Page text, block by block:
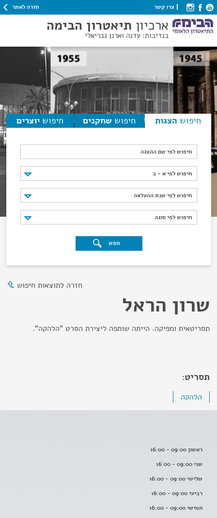
צרו קשר חזרה לאתר
ארכיון תיאטרון הבימה
בנדיבות: עדנה וארנן גבריאלי
חיפוש הצגות חיפוש שחקנים חיפוש יוצרים
חיפוש לפי שם ההצגה
חיפוש לפי א - ב
חיפוש לפי א - ב
חיפוש לפי שנת ההעלאה
חיפוש לפי שנת ההעלאה
חיפוש לפי סוגה
חיפוש לפי סוגה
חפש
חזרה לתוצאות חיפוש
שרון הראל
תסריטאית ומפיקה. הייתה שותפה ליצירת הסרט "הלהקה".
תסריט:
הלהקה
ראשון 09:00 - 16:00
שני 09:00 - 16:00
שלישי 09:00 - 16:00
רביעי 09:00 - 16:00
חמישי 09:00 - 16:00